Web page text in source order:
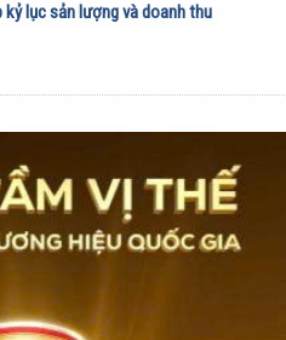
kỷ lục sản lượng và doanh thu